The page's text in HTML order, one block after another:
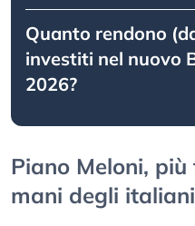
Quanto rendono
investiti nel nuovo
2026?
Piano Meloni,
mani degli italiani